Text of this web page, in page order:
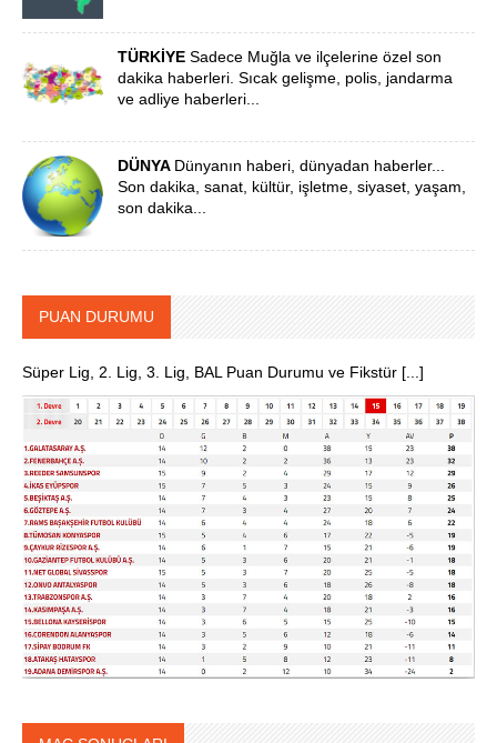
TÜRKİYESadece Muğla ve ilçelerine özel son
dakika haberleri. Sıcak gelişme, polis, jandarma
ve adliye haberleri...
DÜNYA Dünyanın haberi, dünyadan haberler...
Son dakika, sanat, kültür, işletme, siyaset, yaşam,
son dakika...
PUAN DURUMU
Süper Lig, 2. Lig, 3. Lig, BAL Puan Durumu ve Fikstür [...]